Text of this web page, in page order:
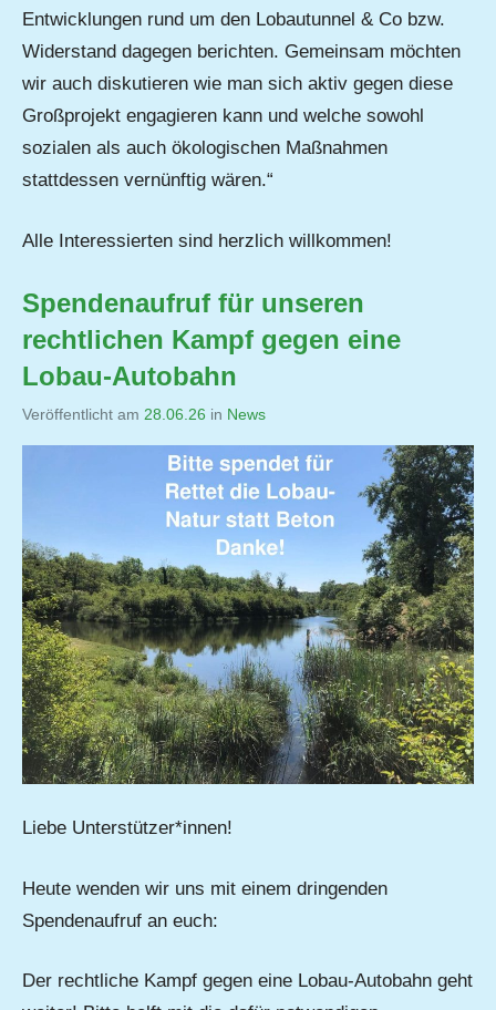
Entwicklungen rund um den Lobautunnel & Co bzw.
Widerstand dagegen berichten. Gemeinsam möchten
wir auch diskutieren wie man sich aktiv gegen diese
Großprojekt engagieren kann und welche sowohl
sozialen als auch ökologischen Maßnahmen
stattdessen vernünftig wären.“
Alle Interessierten sind herzlich willkommen!
Spendenaufruf für unseren
rechtlichen Kampf gegen eine
Lobau-Autobahn
Veröffentlicht am 28.06.26 von
Matysek
in News
Liebe Unterstützer*innen!
Heute wenden wir uns mit einem dringenden
Spendenaufruf an euch:
Der rechtliche Kampf gegen eine Lobau-Autobahn geht